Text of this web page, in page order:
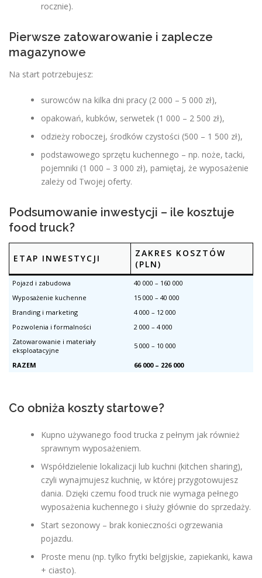
rocznie).
Pierwsze zatowarowanie i zaplecze
magazynowe
Na start potrzebujesz:
surowców na kilka dni pracy (2 000 – 5 000 zł),
opakowań, kubków, serwetek (1 000 – 2 500 zł),
odzieży roboczej, środków czystości (500 – 1 500 zł),
podstawowego sprzętu kuchennego – np. noże, tacki,
pojemniki (1 000 – 3 000 zł), pamiętaj, że wyposażenie
zależy od Twojej oferty.
Podsumowanie inwestycji – ile kosztuje
food truck?
ETAP INWESTYCJI
ZAKRES KOSZTÓW
(PLN)
Pojazd i zabudowa
40 000 – 160 000
Wyposażenie kuchenne
15 000 – 40 000
Branding i marketing
4 000 – 12 000
Pozwolenia i formalności
2 000 – 4 000
Zatowarowanie i materiały
eksploatacyjne
5 000 – 10 000
RAZEM 66 000 – 226 000
Co obniża koszty startowe?
Kupno używanego food trucka z pełnym jak również
sprawnym wyposażeniem.
Współdzielenie lokalizacji lub kuchni (kitchen sharing),
czyli wynajmujesz kuchnię, w której przygotowujesz
dania. Dzięki czemu food truck nie wymaga pełnego
wyposażenia kuchennego i służy głównie do sprzedaży.
Start sezonowy – brak konieczności ogrzewania
pojazdu.
Proste menu (np. tylko frytki belgijskie, zapiekanki, kawa
+ ciasto).